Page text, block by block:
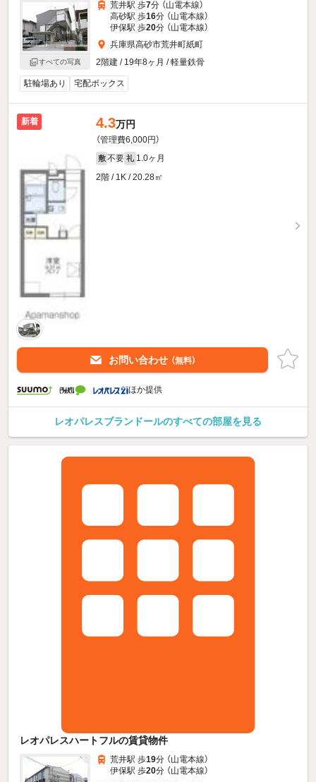
すべての写真
荒井駅 歩7分 （山電本線）
高砂駅 歩16分 （山電本線）
伊保駅 歩20分 （山電本線）
兵庫県高砂市荒井町紙町
2階建 / 19年8ヶ月 / 軽量鉄骨
駐輪場あり 宅配ボックス
新着 4.3万円
（管理費6,000円）
敷 不要 礼 1.0ヶ月
2階 / 1K / 20.28㎡
お問い合わせ （無料）
ほか提供
レオパレスブランドールのすべての部屋を見る
レオパレスハートフルの賃貸物件
荒井駅 歩19分 （山電本線）
伊保駅 歩20分 （山電本線）